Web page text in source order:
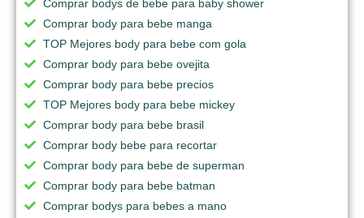
Comprar bodys de bebe para baby shower
Comprar body para bebe manga
TOP Mejores body para bebe com gola
Comprar body para bebe ovejita
Comprar body para bebe precios
TOP Mejores body para bebe mickey
Comprar body para bebe brasil
Comprar body bebe para recortar
Comprar body para bebe de superman
Comprar body para bebe batman
Comprar bodys para bebes a mano